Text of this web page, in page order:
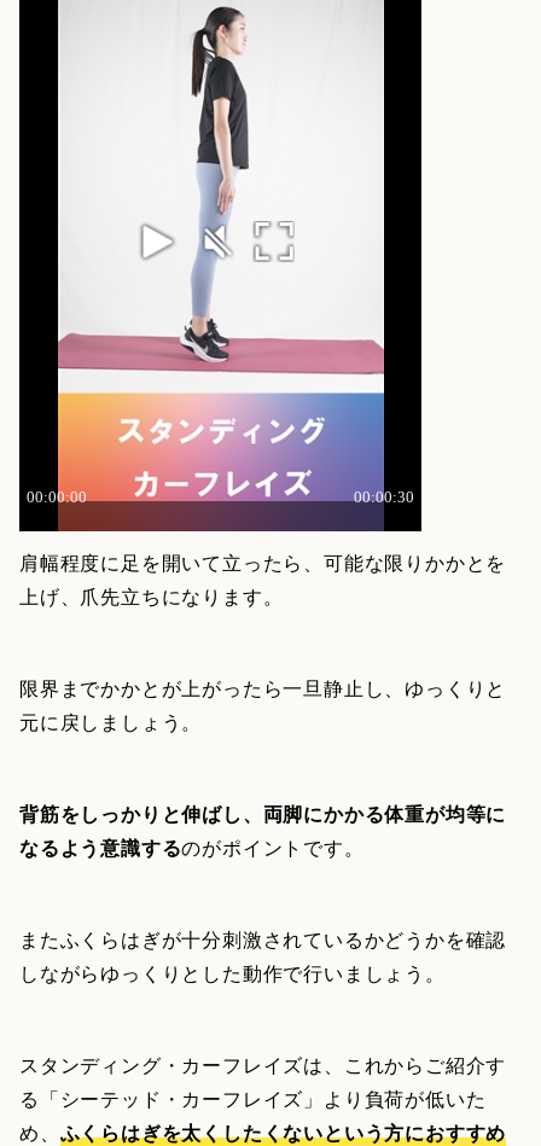
肩幅程度に足を開いて立ったら、可能な限りかかとを
上げ、爪先立ちになります。
限界までかかとが上がったら一旦静止し、ゆっくりと
元に戻しましょう。
背筋をしっかりと伸ばし、両脚にかかる体重が均等に
なるよう意識するのがポイントです。
またふくらはぎが十分刺激されているかどうかを確認
しながらゆっくりとした動作で行いましょう。
スタンディング・カーフレイズは、これからご紹介す
る「シーテッド・カーフレイズ」より負荷が低いた
め、 ふくらはぎを太くしたくないという方におすすめ